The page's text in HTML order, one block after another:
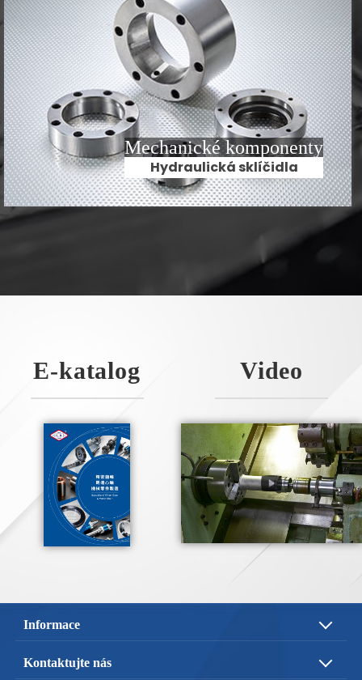
Mechanické komponenty
Hydraulická sklíčidla
E-katalog Video
Informace
O nás
Kontaktujte nás